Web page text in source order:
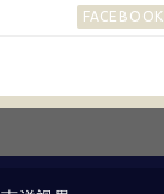
FACEBOOK